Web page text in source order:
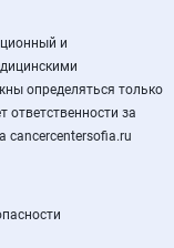
и
определяться только
за
cancercentersofia.ru